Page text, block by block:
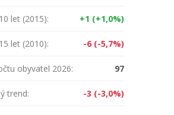
let (2015): +1 (+1,0%)
let (2010): -6 (-5,7%)
obyvatel 2026: 97
trend: -3 (-3,0%)